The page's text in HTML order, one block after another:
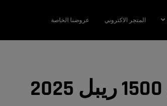
المتجر الاكتروني عروضنا الخاصة